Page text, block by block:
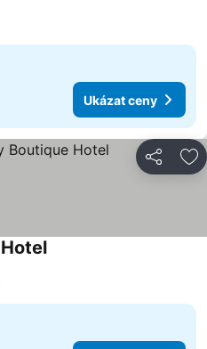
Ukázat ceny
Sdílet
Ukázat ceny